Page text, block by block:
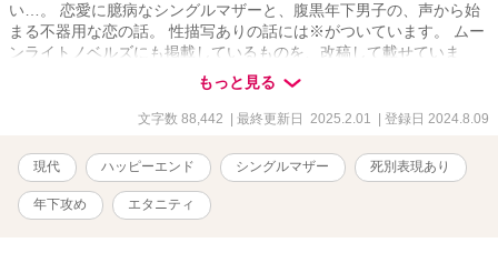
い…。 恋愛に臆病なシングルマザーと、腹黒年下男子の、声から始
まる不器用な恋の話。 性描写ありの話には※がついています。 ムー
ンライトノベルズにも掲載しているものを、改稿して載せていま
もっと見る
文字数 88,442 | 最終更新日 2025.2.01 | 登録日 2024.8.09
現代 ハッピーエンド シングルマザー 死別表現あり
年下攻め エタニティ